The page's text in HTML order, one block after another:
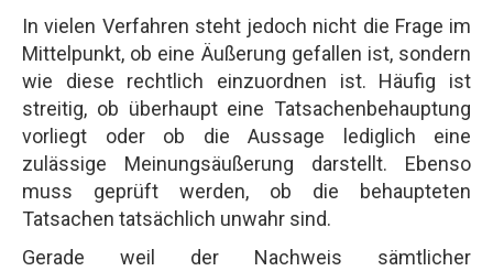
In vielen Verfahren steht jedoch nicht die Frage im
Mittelpunkt, ob eine Äußerung gefallen ist, sondern
wie diese rechtlich einzuordnen ist. Häufig ist
streitig, ob überhaupt eine Tatsachenbehauptung
vorliegt oder ob die Aussage lediglich eine
zulässige Meinungsäußerung darstellt. Ebenso
muss geprüft werden, ob die behaupteten
Tatsachen tatsächlich unwahr sind.
Gerade weil der Nachweis sämtlicher